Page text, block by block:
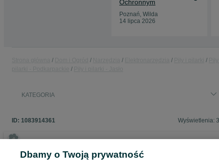
Ochronnym
Poznań, Wilda
14 lipca 2026
KATEGORIA
ID: 1083914361 Wyświetlenia:
Dbamy o Twoją prywatność